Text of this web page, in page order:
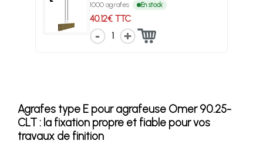
1000 agrafes En stock
40.12€ TTC
1
Agrafes type E pour agrafeuse Omer 90.25-
CLT : la fixation propre et fiable pour vos
travaux de finition